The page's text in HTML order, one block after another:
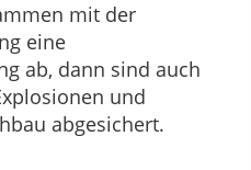
mit der
eine
ab, dann sind auch
und
abgesichert.